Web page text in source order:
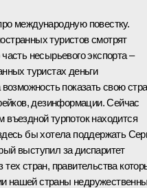
международную повестку.
туристов смотрят
несырьевого экспорта –
туристах деньги
показать свою
дезинформации. Сейчас
турпоток находится
бы хотела поддержать
выступил за диспаритет
стран, правительства
нашей страны